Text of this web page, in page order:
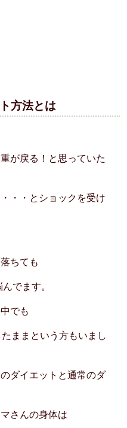
方法とは
が戻る！と思っていた
・・とショックを受け
ちても
でます。
でも
ままという方もいまし
ダイエットと通常のダ
さんの身体は